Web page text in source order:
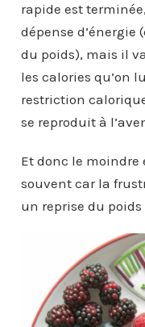
rapide est
dépense d’énergie
du poids), mais il
les calories qu’on
restriction
se reproduit à
Et donc le moindre
souvent car la
un reprise du poids